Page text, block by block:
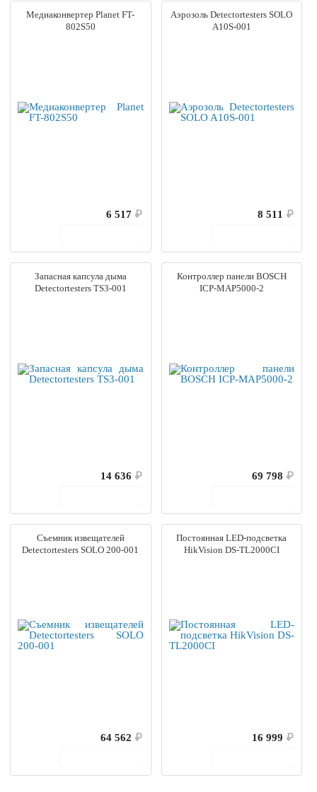
Медиаконвертер Planet FT-
802S50
6 517 ₽
Аэрозоль Detectortesters SOLO
A10S-001
8 511 ₽
Запасная капсула дыма
Detectortesters TS3-001
14 636 ₽
Контроллер панели BOSCH
ICP-MAP5000-2
69 798 ₽
Съемник извещателей
Detectortesters SOLO 200-001
64 562 ₽
Постоянная LED-подсветка
HikVision DS-TL2000CI
16 999 ₽